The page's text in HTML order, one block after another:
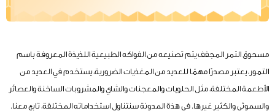
مسحوق التمر المجفف يتم تصنيعه من الفواكه الطبيعية اللذيذة المعروفة باسم
التمور، يعتبر مصدرًا مهمًا للعديد من المغذيات الضرورية، يستخدم في العديد من
الأطعمة المختلفة، مثل الحلويات والمعجنات والشاي والمشروبات الساخنة والعصائر
والسموثي والكثير غيرها. فى هذة المدونة سنتناول استخداماته المختلفة، تابع معنا.